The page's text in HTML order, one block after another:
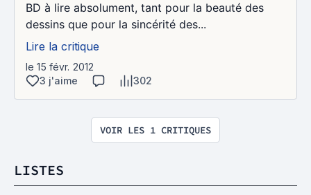
BD à lire absolument, tant pour la beauté des
dessins que pour la sincérité des...
Lire la critique
le 15 févr. 2012
3 j'aime
302
VOIR LES 1 CRITIQUES
LISTES